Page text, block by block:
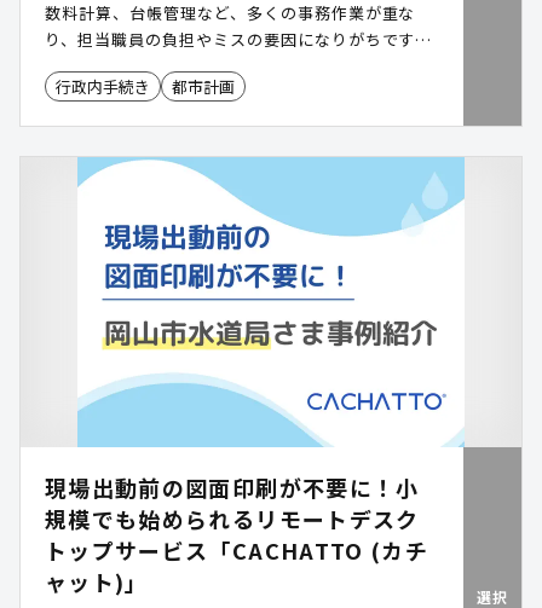
数料計算、台帳管理など、多くの事務作業が重な
り、担当職員の負担やミスの要因になりがちです。
「屋外広告物管理システム」は、申請受付から許可
判定、台帳更新、通知発行までを一元化し、庁内で
本来の業務に時間を充てられる体制を実現します。
行政内手続き 都市計画
現場出動前の図面印刷が不要に！小
規模でも始められるリモートデスク
トップサービス「CACHATTO (カチ
ャット)」
選択